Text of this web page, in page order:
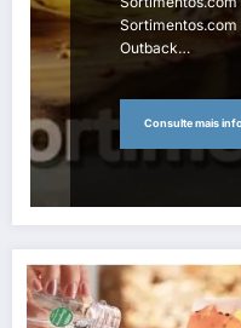
Sortimentos.com
Outback…
Consulte mais